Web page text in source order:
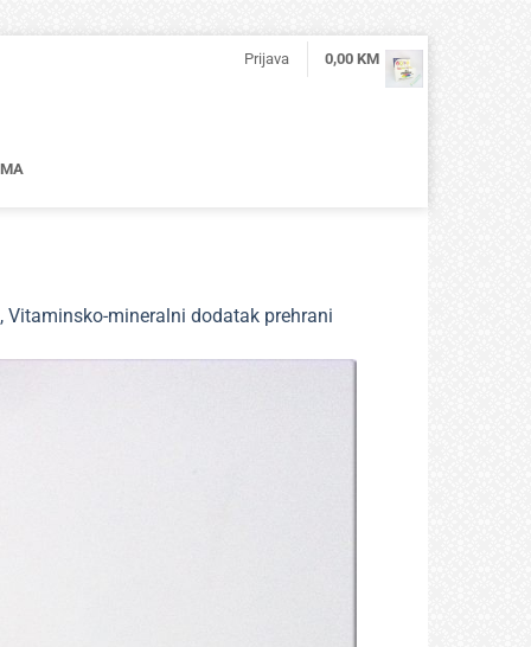
Prijava 0,00 KM
Vitaminsko-mineralni dodatak prehrani